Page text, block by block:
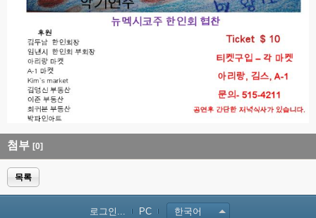
첨부 [0]
목록
로그인... PC 한국어